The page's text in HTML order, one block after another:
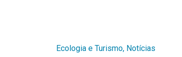
Ecologia e Turismo, Notícias